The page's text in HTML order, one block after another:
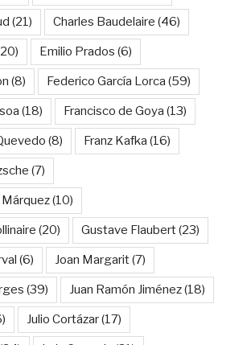
(21) Charles Baudelaire (46)
Emilio Prados (6)
(8) Federico García Lorca (59)
(18) Francisco de Goya (13)
(8) Franz Kafka (16)
(7)
Márquez(10)
(20) Gustave Flaubert(23)
(6) Joan Margarit(7)
(39) Juan Ramón Jiménez(18)
Julio Cortázar(17)